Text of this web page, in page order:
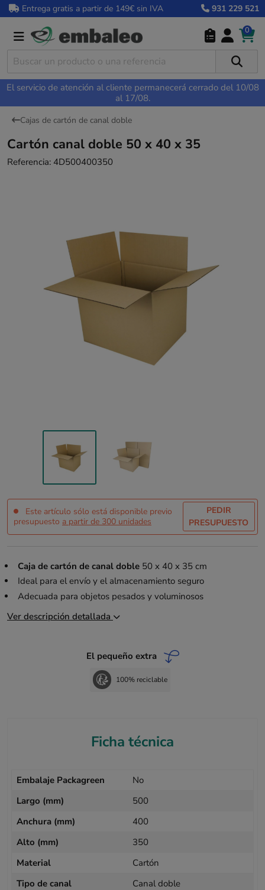
Entrega gratis a partir de 149€ sin IVA 931 229 521
0
El servicio de atención al cliente permanecerá cerrado del 10/08
al 17/08.
Cajas de cartón de canal doble
Cartón canal doble 50 x 40 x 35
Referencia: 4D500400350
Este artículo sólo está disponible previo
presupuesto a partir de 300 unidades
PEDIR
PRESUPUESTO
Caja de cartón de canal doble50 x 40 x 35 cm
Ideal para el envío y el almacenamiento seguro
Adecuada para objetos pesados y voluminosos
Ver descripción detallada
El pequeño extra
100% reciclable
Ficha técnica
Embalaje Packagreen
No
Largo (mm)
500
Anchura (mm)
400
Alto (mm)
350
Material
Cartón
Tipo de canal
Canal doble